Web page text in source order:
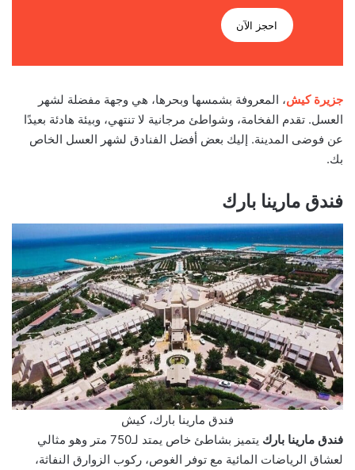
احجز الآن
جزيرة كيش، المعروفة بشمسها وبحرها، هي وجهة مفضلة لشهر
العسل. تقدم الفخامة، وشواطئ مرجانية لا تنتهي، وبيئة هادئة بعيدًا
عن فوضى المدينة. إليك بعض أفضل الفنادق لشهر العسل الخاص
بك.
فندق مارينا بارك
فندق مارينا بارك، كيش
فندق مارينا بارك
يتميز بشاطئ خاص يمتد لـ750 متر وهو مثالي
لعشاق الرياضات المائية مع توفر الغوص، ركوب الزوارق النفاثة،